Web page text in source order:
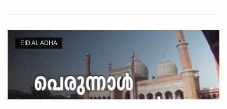
EID AL ADHA